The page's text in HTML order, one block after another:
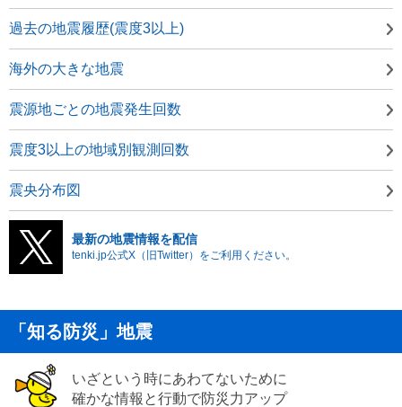
過去の地震履歴(震度3以上)
海外の大きな地震
震源地ごとの地震発生回数
震度3以上の地域別観測回数
震央分布図
最新の地震情報を配信
tenki.jp公式X（旧Twitter）をご利用ください。
「知る防災」地震
いざという時にあわてないために
確かな情報と行動で防災力アップ